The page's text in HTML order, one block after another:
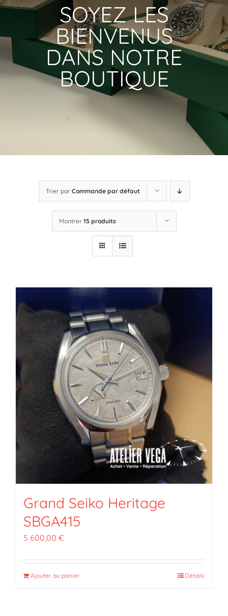
SOYEZ LES
BIENVENUS
DANS NOTRE
BOUTIQUE
Trier par Commande par défaut
Montrer 15 produits
Grand Seiko Heritage
SBGA415
5 600,00 €
Ajouter au panier Détails